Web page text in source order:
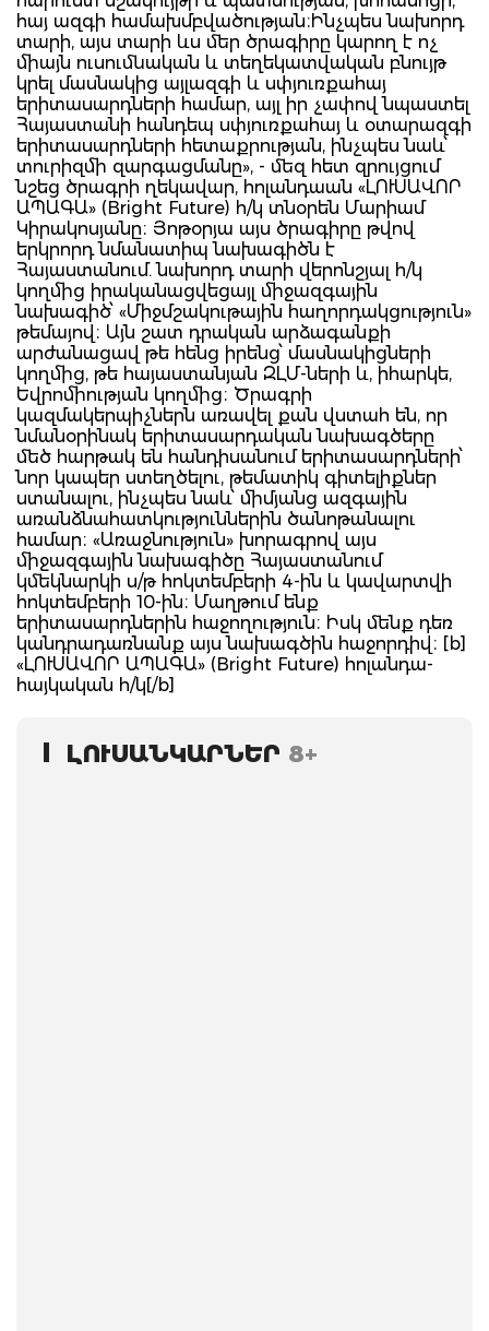
հայ ազգի համախմբվածության։Ինչպես նախորդ
տարի, այս տարի ևս մեր ծրագիրը կարող է ոչ
միայն ուսումնական և տեղեկատվական բնույթ
կրել մասնակից այլազգի և սփյուռքահայ
երիտասարդների համար, այլ իր չափով նպաստել
Հայաստանի հանդեպ սփյուռքահայ և օտարազգի
երիտասարդների հետաքրության, ինչպես նաև՝
տուրիզմի զարգացմանը», - մեզ հետ զրույցում
նշեց ծրագրի ղեկավար, հոլանդաան «ԼՈՒՍԱՎՈՐ
ԱՊԱԳԱ» (Bright Future) հ/կ տնօրեն Մարիամ
Կիրակոսյանը։ Յոթօրյա այս ծրագիրը թվով
երկրորդ նմանատիպ նախագիծն է
Հայաստանում. նախորդ տարի վերոնշյալ հ/կ
կողմից իրականացվեցայլ միջազգային
նախագիծ՝ «Միջմշակութային հաղորդակցություն»
թեմայով։ Այն շատ դրական արձագանքի
արժանացավ թե հենց իրենց՝ մասնակիցների
կողմից, թե հայաստանյան ԶԼՄ-ների և, իհարկե,
Եվրոմիության կողմից։ Ծրագրի
կազմակերպիչներն առավել քան վստահ են, որ
նմանօրինակ երիտասարդական նախագծերը
մեծ հարթակ են հանդիսանում երիտասարդների՝
նոր կապեր ստեղծելու, թեմատիկ գիտելիքներ
ստանալու, ինչպես նաև՝ միմյանց ազգային
առանձնահատկություններին ծանոթանալու
համար։ «Առաջնություն» խորագրով այս
միջազգային նախագիծը Հայաստանում
կմեկնարկի ս/թ հոկտեմբերի 4-ին և կավարտվի
հոկտեմբերի 10-ին։ Մաղթում ենք
երիտասարդներին հաջողություն։ Իսկ մենք դեռ
կանդրադառնանք այս նախագծին հաջորդիվ։ [b]
«ԼՈՒՍԱՎՈՐ ԱՊԱԳԱ» (Bright Future) հոլանդա-
հայկական հ/կ[/b]
ԼՈՒՍԱՆԿԱՐՆԵՐ 8+